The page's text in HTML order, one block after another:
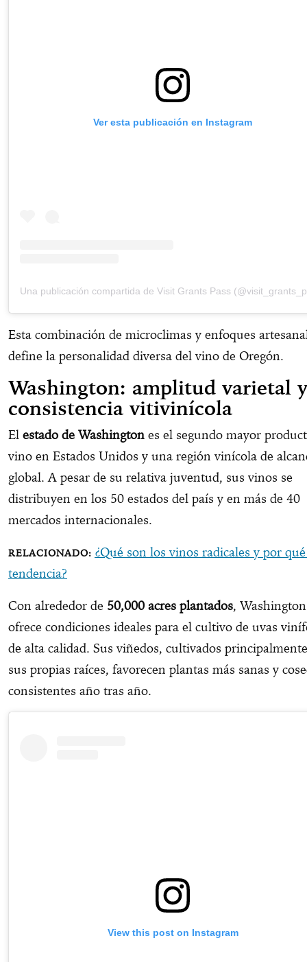
Ver esta publicación en Instagram
Una publicación compartida de Visit Grants Pass
Esta combinación de microclimas y enfoques
define la personalidad diversa del vino de Oregón.
Washington: amplitud varietal y
consistencia vitivinícola
El estado de Washington es el segundo mayor
vino en Estados Unidos y una región vinícola de
global. A pesar de su relativa juventud, sus vinos se
distribuyen en los 50 estados del país y en más de 40
mercados internacionales.
¿Qué son los vinos radicales y por
tendencia?
Con alrededor de 50,000 acres plantados, Washington
ofrece condiciones ideales para el cultivo de uvas
de alta calidad. Sus viñedos, cultivados
sus propias raíces, favorecen plantas más sanas y
consistentes año tras año.
View this post on Instagram